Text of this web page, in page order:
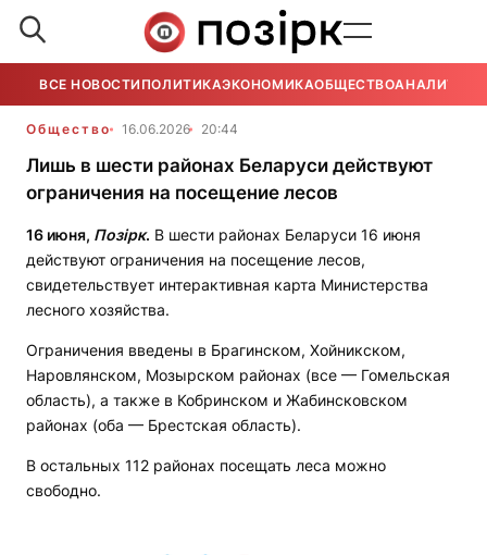
ВСЕ НОВОСТИ ПОЛИТИКАЭКОНОМИКАОБЩЕСТВОАНАЛИТИКА
Общество 16.06.2026 20:44
Лишь в шести районах Беларуси действуют
ограничения на посещение лесов
16 июня, Позірк. В шести районах Беларуси 16 июня
действуют ограничения на посещение лесов,
свидетельствует интерактивная карта Министерства
лесного хозяйства.
Ограничения введены в Брагинском, Хойникском,
Наровлянском, Мозырском районах (все — Гомельская
область), а также в Кобринском и Жабинсковском
районах (оба — Брестская область).
В остальных 112 районах посещать леса можно
свободно.